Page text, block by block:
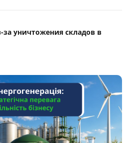
уничтожения складов в